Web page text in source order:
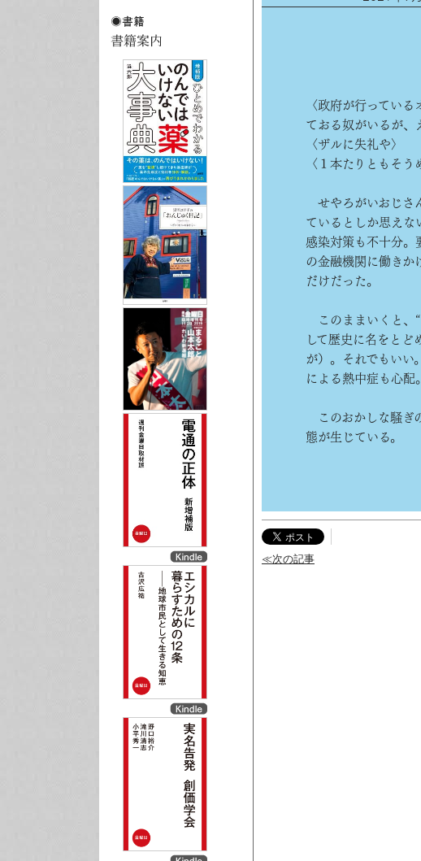
〈政府が行ってい
ておる奴がいるが、
〈ザルに失礼や〉
〈１本たりともそう
せやろがいおじさ
ているとしか思えな
感染対策も不十分。
の金融機関に働きか
だけだった。
このままいくと、
して歴史に名をとど
が）。それでもいい
による熱中症も心配
このおかしな騒ぎ
態が生じている。
≪次の記事